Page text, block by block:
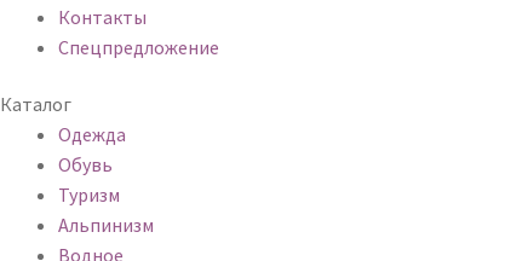
Контакты
Спецпредложение
Каталог
Одежда
Обувь
Туризм
Альпинизм
Водное